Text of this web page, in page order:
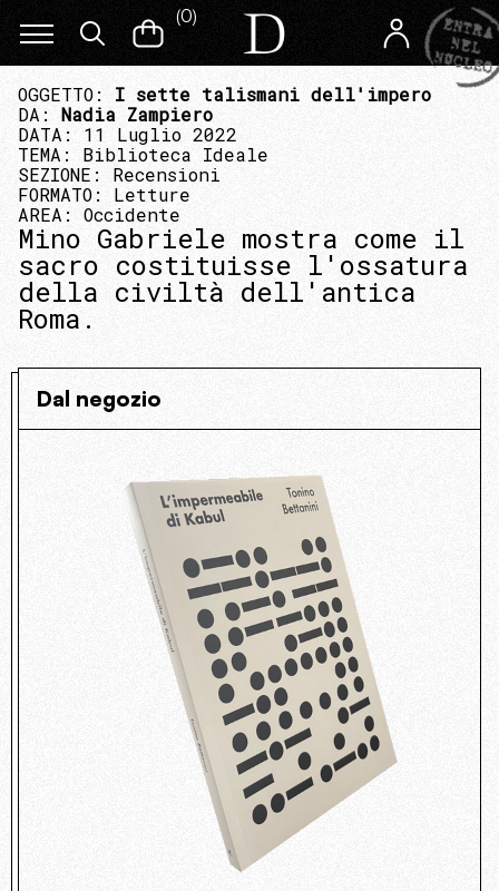
(0)
OGGETTO: I sette talismani dell'impero
DA: Nadia Zampiero
DATA: 11 Luglio 2022
TEMA: Biblioteca Ideale
SEZIONE: Recensioni
FORMATO: Letture
AREA: Occidente
Mino Gabriele mostra come il
sacro costituisse l'ossatura
della civiltà dell'antica
Roma.
Dal negozio